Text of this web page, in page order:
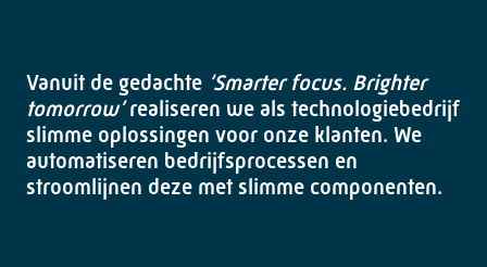
Vanuit de gedachte ‘Smarter focus. Brighter
tomorrow’realiseren we als technologiebedrijf
slimme oplossingen voor onze klanten. We
automatiseren bedrijfsprocessen en
stroomlijnen deze met slimme componenten.